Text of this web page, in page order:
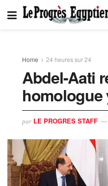
Home 24 heures sur 24
Abdel-Aati
homologue
par LE PROGRES STAFF